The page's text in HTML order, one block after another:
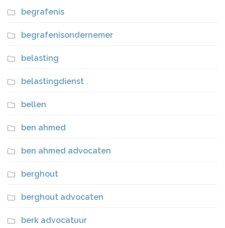
begrafenis
begrafenisondernemer
belasting
belastingdienst
bellen
ben ahmed
ben ahmed advocaten
berghout
berghout advocaten
berk advocatuur